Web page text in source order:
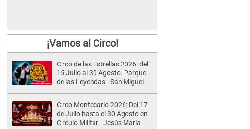
¡Vamos al Circo!
Circo de las Estrellas 2026: del
15 Julio al 30 Agosto. Parque
de las Leyendas - San Miguel
Circo Montecarlo 2026: Del 17
de Julio hasta el 30 Agosto en
Círculo Militar - Jesús María